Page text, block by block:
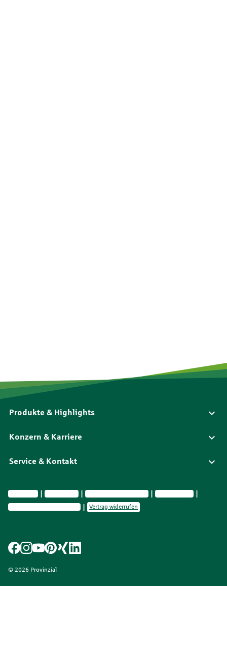
Produkte & Highlights
Konzern & Karriere
Service & Kontakt
Impressum Datenschutz Vermittlerinformationen
Nachhaltigkeit
Privatsphäre-Einstellungen
Vertrag widerrufen